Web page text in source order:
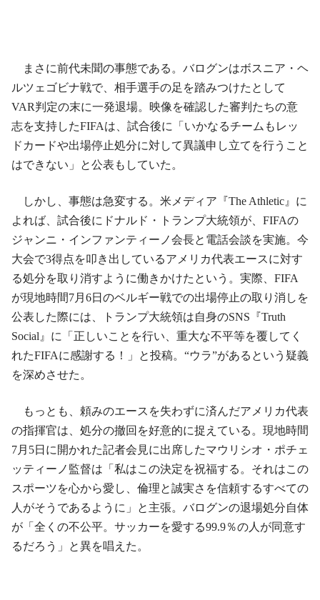
まさに前代未聞の事態である。バログンはボスニア・ヘ
ルツェゴビナ戦で、相手選手の足を踏みつけたとして
VAR判定の末に一発退場。映像を確認した審判たちの意
志を支持したFIFAは、試合後に「いかなるチームもレッ
ドカードや出場停止処分に対して異議申し立てを行うこと
はできない」と公表もしていた。
しかし、事態は急変する。米メディア『The Athletic』に
よれば、試合後にドナルド・トランプ大統領が、FIFAの
ジャンニ・インファンティーノ会長と電話会談を実施。今
大会で3得点を叩き出しているアメリカ代表エースに対す
る処分を取り消すように働きかけたという。実際、FIFA
が現地時間7月6日のベルギー戦での出場停止の取り消しを
公表した際には、トランプ大統領は自身のSNS『Truth
Social』に「正しいことを行い、重大な不平等を覆してく
れたFIFAに感謝する！」と投稿。“ウラ”があるという疑義
を深めさせた。
もっとも、頼みのエースを失わずに済んだアメリカ代表
の指揮官は、処分の撤回を好意的に捉えている。現地時間
7月5日に開かれた記者会見に出席したマウリシオ・ポチェ
ッティーノ監督は「私はこの決定を祝福する。それはこの
スポーツを心から愛し、倫理と誠実さを信頼するすべての
人がそうであるように」と主張。バログンの退場処分自体
が「全くの不公平。サッカーを愛する99.9％の人が同意す
るだろう」と異を唱えた。